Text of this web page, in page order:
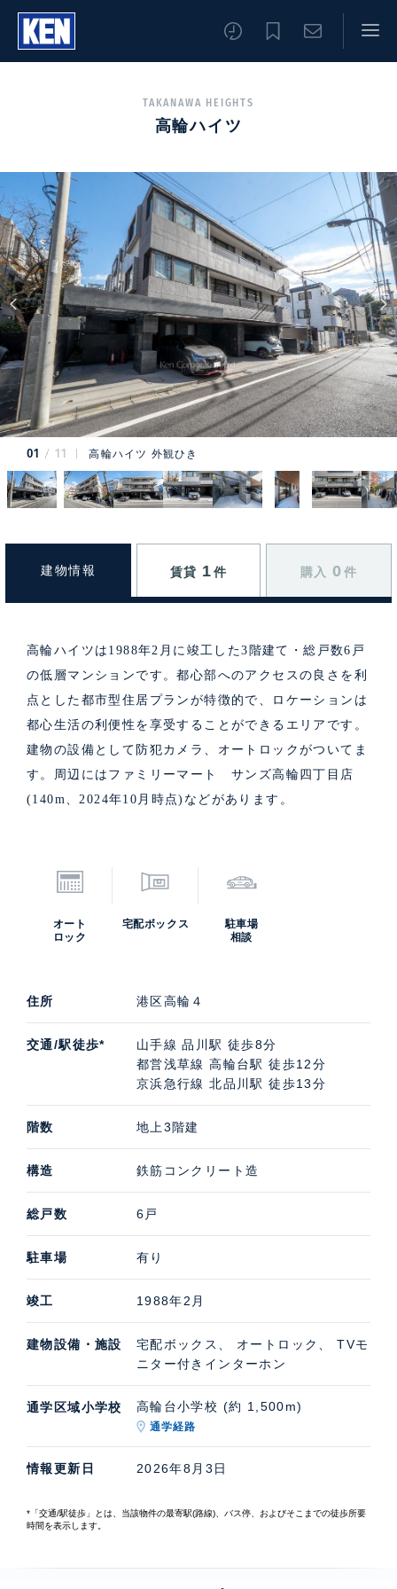
TAKANAWA HEIGHTS
高輪ハイツ
01 11 高輪ハイツ 外観ひき
建物情報 賃貸 1 件 購入 0 件
高輪ハイツは1988年2月に竣工した3階建て・総戸数6戸
の低層マンションです。都心部へのアクセスの良さを利
点とした都市型住居プランが特徴的で、ロケーションは
都心生活の利便性を享受することができるエリアです。
建物の設備として防犯カメラ、オートロックがついてま
す。周辺にはファミリーマート サンズ高輪四丁目店
(140m、2024年10月時点)などがあります。
オート
ロック
宅配ボックス
駐車場
相談
住所 港区高輪４
交通/駅徒歩*
山手線 品川駅 徒歩8分
都営浅草線 高輪台駅 徒歩12分
京浜急行線 北品川駅 徒歩13分
階数 地上3階建
構造 鉄筋コンクリート造
総戸数 6戸
駐車場 有り
竣工 1988年2月
建物設備・施設
宅配ボックス、 オートロック、 TVモ
ニター付きインターホン
通学区域小学校 高輪台小学校 (約 1,500m)
通学経路
情報更新日 2026年8月3日
*「交通/駅徒歩」とは、当該物件の最寄駅(路線)、バス停、およびそこまでの徒歩所要
時間を表示します。